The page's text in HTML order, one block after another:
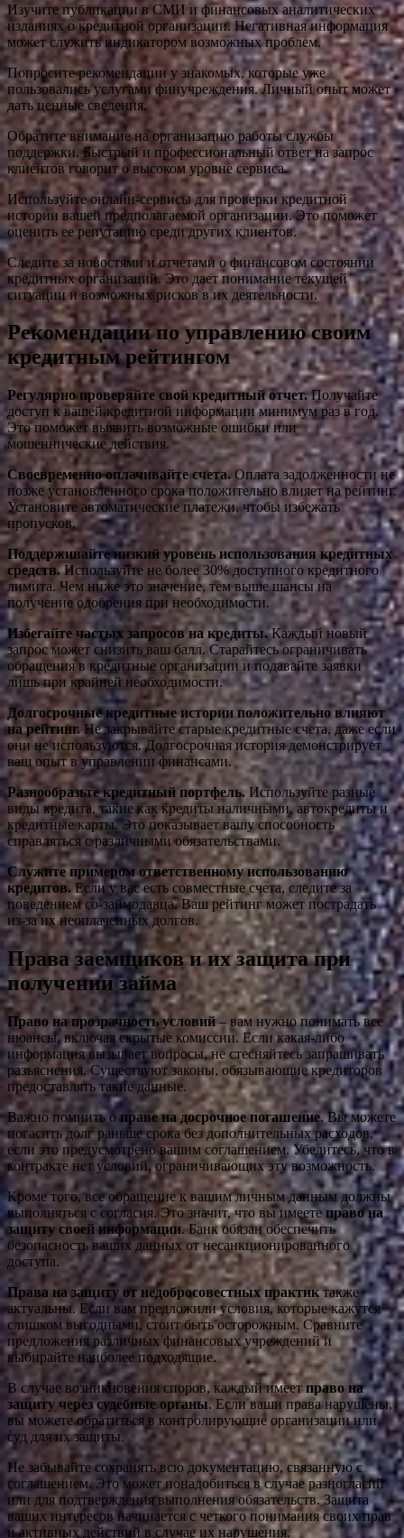
Изучите публикации в СМИ и финансовых аналитических
изданиях о кредитной организации. Негативная информация
может служить индикатором возможных проблем.
Попросите рекомендации у знакомых, которые уже
пользовались услугами финучреждения. Личный опыт может
дать ценные сведения.
Обратите внимание на организацию работы службы
поддержки. Быстрый и профессиональный ответ на запрос
клиентов говорит о высоком уровне сервиса.
Используйте онлайн-сервисы для проверки кредитной
истории вашей предполагаемой организации. Это поможет
оценить ее репутацию среди других клиентов.
Следите за новостями и отчетами о финансовом состоянии
кредитных организаций. Это дает понимание текущей
ситуации и возможных рисков в их деятельности.
Рекомендации по управлению своим
кредитным рейтингом
Регулярно проверяйте свой кредитный отчет.Получайте
доступ к вашей кредитной информации минимум раз в год.
Это поможет выявить возможные ошибки или
мошеннические действия.
Своевременно оплачивайте счета. Оплата задолженности не
позже установленного срока положительно влияет на рейтинг.
Установите автоматические платежи, чтобы избежать
пропусков.
Поддерживайте низкий уровень использования кредитных
средств.Используйте не более 30% доступного кредитного
лимита. Чем ниже это значение, тем выше шансы на
получение одобрения при необходимости.
Избегайте частых запросов на кредиты.Каждый новый
запрос может снизить ваш балл. Старайтесь ограничивать
обращения в кредитные организации и подавайте заявки
лишь при крайней необходимости.
Долгосрочные кредитные истории положительно влияют
на рейтинг.Не закрывайте старые кредитные счета, даже если
они не используются. Долгосрочная история демонстрирует
ваш опыт в управлении финансами.
Разнообразьте кредитный портфель.Используйте разные
виды кредита, такие как кредиты наличными, автокредиты и
кредитные карты. Это показывает вашу способность
справляться с различными обязательствами.
Служите примером ответственному использованию
кредитов.Если у вас есть совместные счета, следите за
поведением со-займодавца. Ваш рейтинг может пострадать
из-за их неоплаченных долгов.
Права заемщиков и их защита при
получении займа
Право на прозрачность условий– вам нужно понимать все
нюансы, включая скрытые комиссии. Если какая-либо
информация вызывает вопросы, не стесняйтесь запрашивать
разъяснения. Существуют законы, обязывающие кредиторов
предоставлять такие данные.
Важно помнить о праве на досрочное погашение. Вы можете
погасить долг раньше срока без дополнительных расходов,
если это предусмотрено вашим соглашением. Убедитесь, что в
контракте нет условий, ограничивающих эту возможность.
Кроме того, все обращение к вашим личным данным должны
выполняться с согласия. Это значит, что вы имеете право на
защиту своей информации. Банк обязан обеспечить
безопасность ваших данных от несанкционированного
доступа.
Права на защиту от недобросовестных практиктакже
актуальны. Если вам предложили условия, которые кажутся
слишком выгодными, стоит быть осторожным. Сравните
предложения различных финансовых учреждений и
выбирайте наиболее подходящие.
В случае возникновения споров, каждый имеетправо на
защиту через судебные органы. Если ваши права нарушены,
вы можете обратиться в контролирующие организации или
суд для их защиты.
Не забывайте сохранять всю документацию, связанную с
соглашением. Это может понадобиться в случае разногласий
или для подтверждения выполнения обязательств. Защита
ваших интересов начинается с четкого понимания своих прав
и активных действий в случае их нарушения.